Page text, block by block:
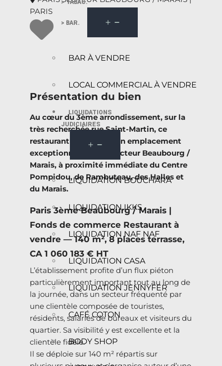
> TABAC.
> BAR.
BAR À VENDRE
LOCAL COMMERCIAL À VENDRE
LIQUIDATIONS
JUDICIAIRES
LIQUIDATION BOUCHARA
LIQUIDATION IKKS
LIQUIDATION NAF NAF
LIQUIDATION CASA
LIQUIDATION JENNYFER
CAFÉ COTON
BODY SHOP
PARIS
Présentation du bien
Au cœur du 3ème arrondissement, sur la
très recherchée rue Saint-Martin, ce
restaurant bénéficie d’un emplacement
exceptionnel dans le secteur Beaubourg /
Marais, à proximité immédiate du Centre
Pompidou, de Rambuteau, des Halles et
du Marais.
Paris 3ème Beaubourg / Marais |
Fonds de commerce Restaurant à
vendre — 140 m², 8 places terrasse,
CA 1 060 183 € HT
L’établissement profite d’un flux piéton
particulièrement important tout au long de
la journée, dans un secteur fréquenté par
une clientèle composée de touristes,
résidents, salariés de bureaux et visiteurs du
quartier. Sa visibilité y est excellente et la
clientèle fidèle.
Il se déploie sur 140 m² répartis sur